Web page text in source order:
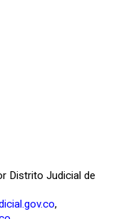
Distrito Judicial de
,